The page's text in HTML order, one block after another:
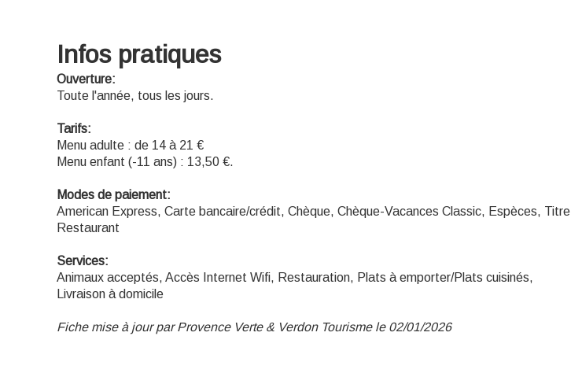
Infos pratiques
Ouverture:
Toute l'année, tous les jours.
Tarifs:
Menu adulte : de 14 à 21 €
Menu enfant (-11 ans) : 13,50 €.
Modes de paiement:
American Express, Carte bancaire/crédit, Chèque, Chèque-Vacances Classic, Espèces, Titre
Restaurant
Services:
Animaux acceptés, Accès Internet Wifi, Restauration, Plats à emporter/Plats cuisinés,
Livraison à domicile
Fiche mise à jour par Provence Verte & Verdon Tourisme le 02/01/2026